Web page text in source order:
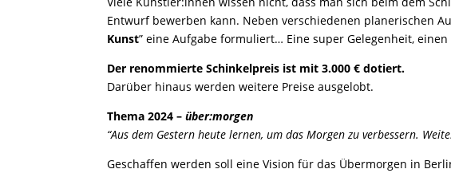
Entwurf bewerben kann. Neben verschiedenen planerischen
Kunst” eine Aufgabe formuliert… Eine super Gelegenheit,
Der renommierte Schinkelpreis ist mit 3.000 € dotiert.
Darüber hinaus werden weitere Preise ausgelobt.
Thema 2024 –über:morgen
“Aus dem Gestern heute lernen, um das Morgen zu verbessern.
Geschaffen werden soll eine Vision für das Übermorgen in